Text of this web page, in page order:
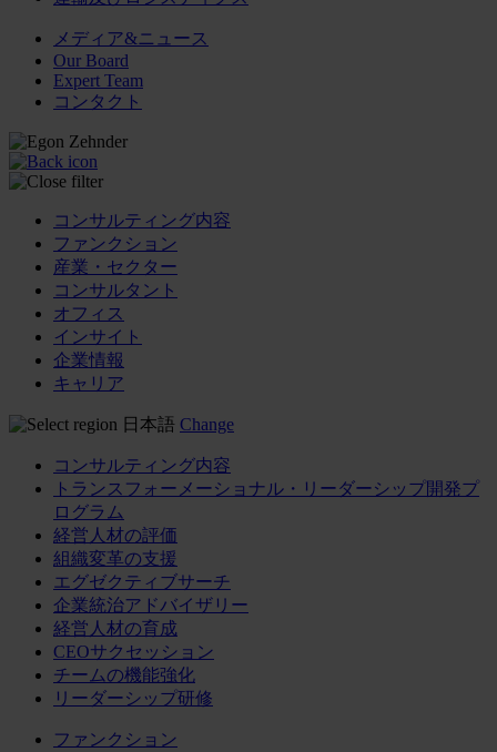
メディア&ニュース
Our Board
Expert Team
コンタクト
コンサルティング内容
ファンクション
産業・セクター
コンサルタント
オフィス
インサイト
企業情報
キャリア
日本語 Change
コンサルティング内容
トランスフォーメーショナル・リーダーシップ開発プ
ログラム
経営人材の評価
組織変革の支援
エグゼクティブサーチ
企業統治アドバイザリー
経営人材の育成
CEOサクセッション
チームの機能強化
リーダーシップ研修
ファンクション